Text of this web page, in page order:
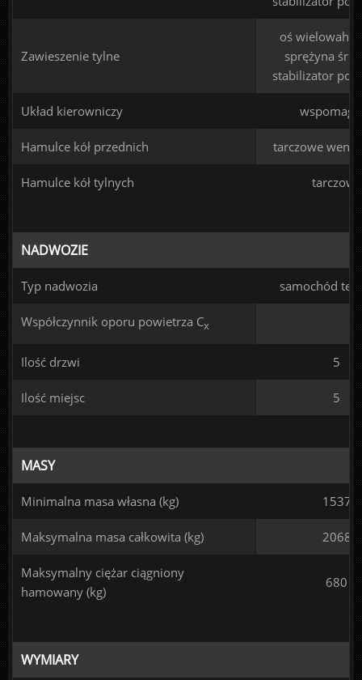
Zawieszenie tylne
oś
sprężyna
stabilizator
Układ kierowniczy
Hamulce kół przednich tarczowe
Hamulce kół tylnych tarczowe
NADWOZIE
Typ nadwozia samochód
Współczynnik oporu powietrza Cx
Ilość drzwi 5
Ilość miejsc 5
MASY
Minimalna masa własna (kg) 1537
Maksymalna masa całkowita (kg) 2068
Maksymalny ciężar ciągniony
hamowany (kg)
680
WYMIARY